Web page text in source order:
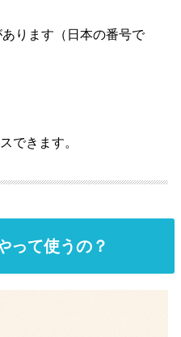
ります（日本の番号で
できます。
って使うの？